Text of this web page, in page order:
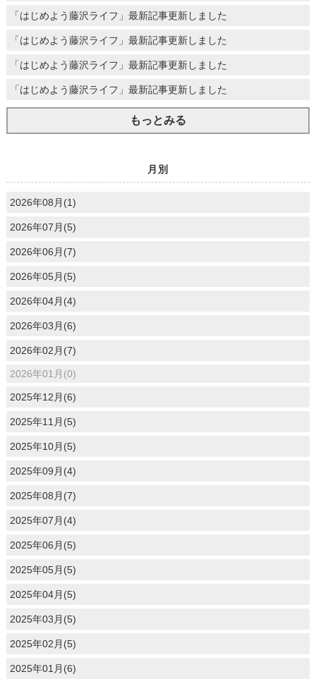
「はじめよう藤沢ライフ」最新記事更新しました
「はじめよう藤沢ライフ」最新記事更新しました
「はじめよう藤沢ライフ」最新記事更新しました
「はじめよう藤沢ライフ」最新記事更新しました
もっとみる
月別
2026年08月(1)
2026年07月(5)
2026年06月(7)
2026年05月(5)
2026年04月(4)
2026年03月(6)
2026年02月(7)
2026年01月(0)
2025年12月(6)
2025年11月(5)
2025年10月(5)
2025年09月(4)
2025年08月(7)
2025年07月(4)
2025年06月(5)
2025年05月(5)
2025年04月(5)
2025年03月(5)
2025年02月(5)
2025年01月(6)